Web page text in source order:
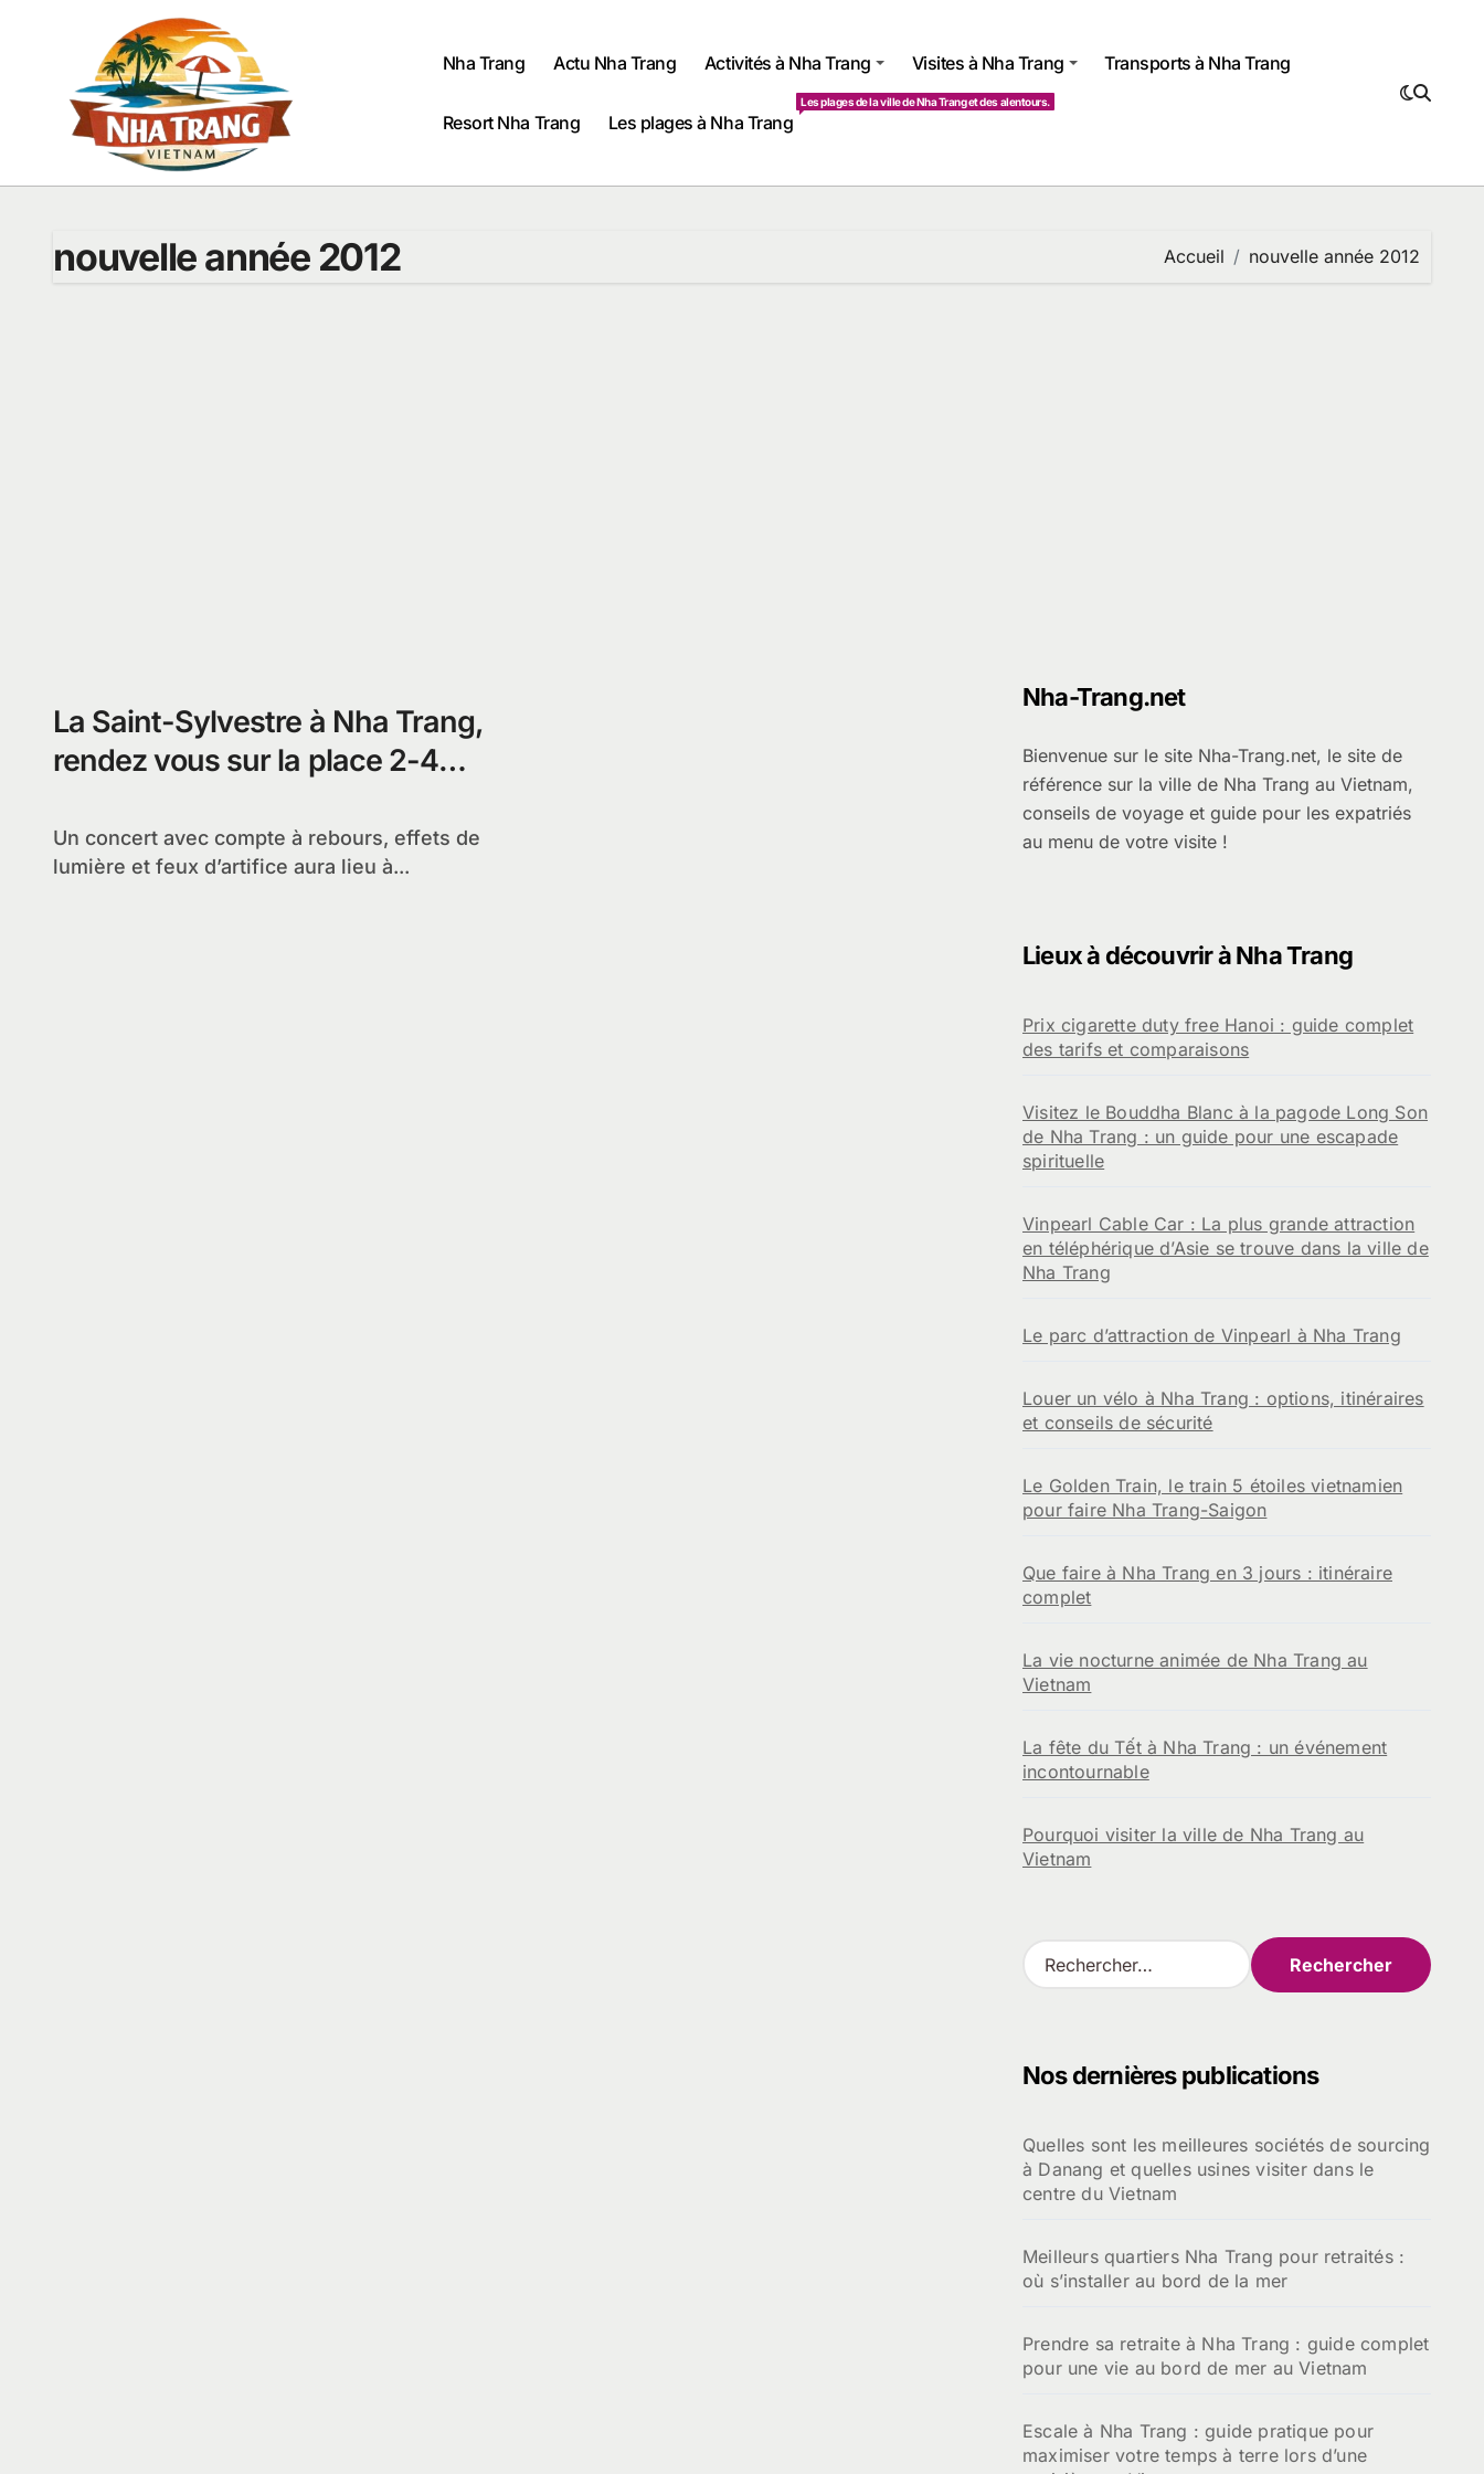
Nha Trang Actu Nha Trang Activités à Nha Trang Visites à Nha Trang Transports à Nha Trang
Resort Nha Trang Les plages à Nha Trang
Les plages de la ville de Nha Trang et des alentours.
nouvelle année 2012 Accueil nouvelle année 2012
La Saint-Sylvestre à Nha Trang,
rendez vous sur la place 2-4
d’artifice
Un concert avec compte à rebours, effets de
lumière et feux d’artifice aura lieu à...
Nha-Trang.net
Bienvenue sur le site Nha-Trang.net, le site de
référence sur la ville de Nha Trang au Vietnam,
conseils de voyage et guide pour les expatriés
au menu de votre visite !
Lieux à découvrir à Nha Trang
Prix cigarette duty free Hanoi : guide complet
des tarifs et comparaisons
Visitez le Bouddha Blanc à la pagode Long Son
de Nha Trang : un guide pour une escapade
spirituelle
Vinpearl Cable Car : La plus grande attraction
en téléphérique d’Asie se trouve dans la ville de
Nha Trang
Le parc d’attraction de Vinpearl à Nha Trang
Louer un vélo à Nha Trang : options, itinéraires
et conseils de sécurité
Le Golden Train, le train 5 étoiles vietnamien
pour faire Nha Trang-Saigon
Que faire à Nha Trang en 3 jours : itinéraire
complet
La vie nocturne animée de Nha Trang au
Vietnam
La fête du Tết à Nha Trang : un événement
incontournable
Pourquoi visiter la ville de Nha Trang au
Vietnam
R
e
r
e
r
Nos dernières publications
Quelles sont les meilleures sociétés de sourcing
à Danang et quelles usines visiter dans le
centre du Vietnam
Meilleurs quartiers Nha Trang pour retraités :
où s’installer au bord de la mer
Prendre sa retraite à Nha Trang : guide complet
pour une vie au bord de mer au Vietnam
Escale à Nha Trang : guide pratique pour
maximiser votre temps à terre lors d’une